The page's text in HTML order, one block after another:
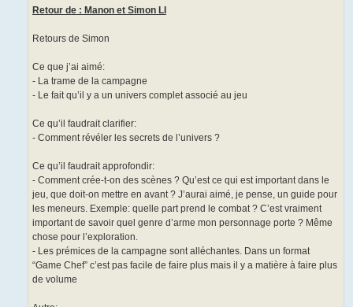
Retour de : Manon et Simon LI
Retours de Simon
Ce que j’ai aimé:
- La trame de la campagne
- Le fait qu’il y a un univers complet associé au jeu
Ce qu’il faudrait clarifier:
- Comment révéler les secrets de l’univers ?
Ce qu’il faudrait approfondir:
- Comment crée-t-on des scènes ? Qu’est ce qui est important dans le
jeu, que doit-on mettre en avant ? J’aurai aimé, je pense, un guide pour
les meneurs. Exemple: quelle part prend le combat ? C’est vraiment
important de savoir quel genre d’arme mon personnage porte ? Même
chose pour l’exploration.
- Les prémices de la campagne sont alléchantes. Dans un format
“Game Chef” c’est pas facile de faire plus mais il y a matière à faire plus
de volume